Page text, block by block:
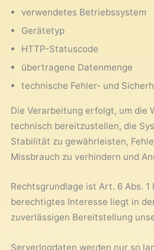
verwendetes Betriebssystem
Gerätetyp
HTTP-Statuscode
übertragene Datenmenge
technische Fehler- und
Die Verarbeitung erfolgt, um die
technisch bereitzustellen, die
Stabilität zu gewährleisten,
Missbrauch zu verhindern und
Rechtsgrundlage ist Art. 6 Abs. 1
berechtigtes Interesse liegt in
zuverlässigen Bereitstellung
Serverlogdaten werden nur so